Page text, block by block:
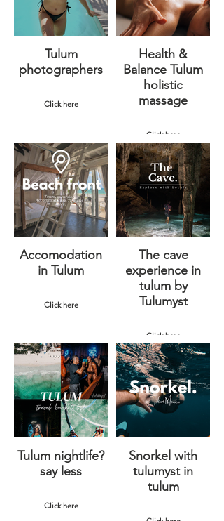
Tulum
photographers
Click here
Health &
Balance Tulum
holistic
massage
Click here
Accomodation
in Tulum
Click here
The cave
experience in
tulum by
Tulumyst
Click here
Tulum nightlife?
say less
Click here
Snorkel with
tulumyst in
tulum